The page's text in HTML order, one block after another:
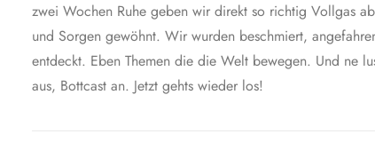
zwei Wochen Ruhe geben wir direkt so richtig Vollgas
und Sorgen gewöhnt. Wir wurden beschmiert,
entdeckt. Eben Themen die die Welt bewegen. Und ne
aus, Bottcast an. Jetzt gehts wieder los!